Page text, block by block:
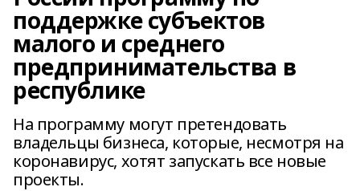
поддержке субъектов
малого и среднего
предпринимательства в
республике
На программу могут претендовать
владельцы бизнеса, которые, несмотря на
коронавирус, хотят запускать все новые
проекты.